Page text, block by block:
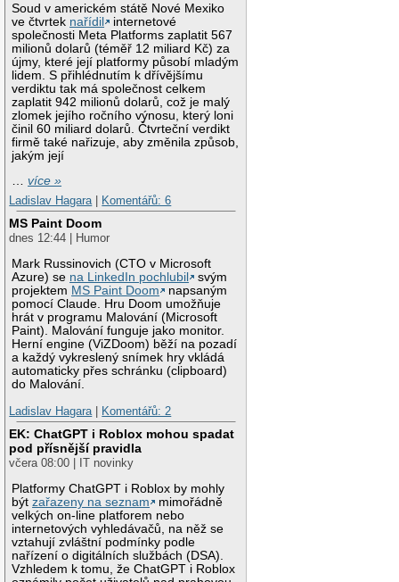
Soud v americkém státě Nové Mexiko
ve čtvrtek nařídil
internetové
společnosti Meta Platforms zaplatit 567
milionů dolarů (téměř 12 miliard Kč) za
újmy, které její platformy působí mladým
lidem. S přihlédnutím k dřívějšímu
verdiktu tak má společnost celkem
zaplatit 942 milionů dolarů, což je malý
zlomek jejího ročního výnosu, který loni
činil 60 miliard dolarů. Čtvrteční verdikt
firmě také nařizuje, aby změnila způsob,
jakým její
…více »
Ladislav Hagara
Komentářů: 6
MS Paint Doom
dnes 12:44 | Humor
Mark Russinovich (CTO v Microsoft
Azure) se na LinkedIn pochlubil
svým
projektem MS Paint Doom
napsaným
pomocí Claude. Hru Doom umožňuje
hrát v programu Malování (Microsoft
Paint). Malování funguje jako monitor.
Herní engine (ViZDoom) běží na pozadí
a každý vykreslený snímek hry vkládá
automaticky přes schránku (clipboard)
do Malování.
Ladislav Hagara
Komentářů: 2
EK: ChatGPT i Roblox mohou spadat
pod přísnější pravidla
včera 08:00 | IT novinky
Platformy ChatGPT i Roblox by mohly
býtzařazeny na seznam
mimořádně
velkých on-line platforem nebo
internetových vyhledávačů, na něž se
vztahují zvláštní podmínky podle
nařízení o digitálních službách (DSA).
Vzhledem k tomu, že ChatGPT i Roblox